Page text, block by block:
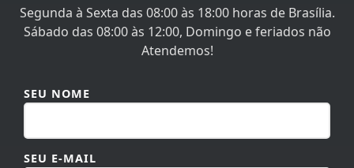
Segunda à Sexta das 08:00 às 18:00 horas de Brasília.
Sábado das 08:00 às 12:00, Domingo e feriados não
Atendemos!
SEU NOME
SEU E-MAIL